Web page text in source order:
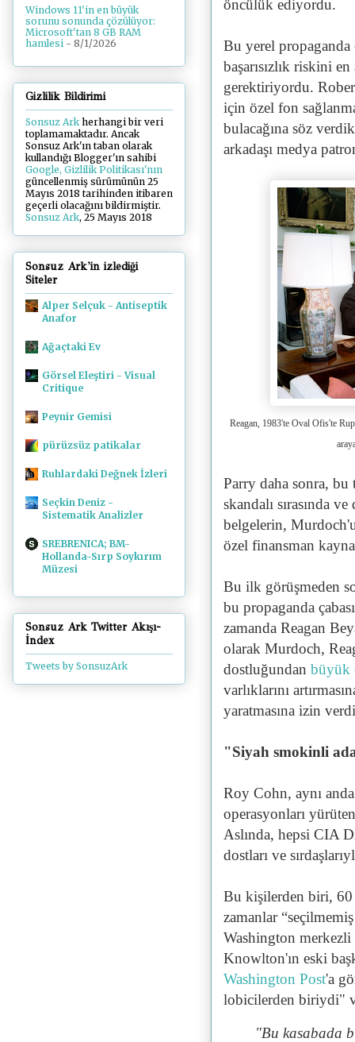
öncülük ediyordu.
Bu yerel propaganda
başarısızlık riskini
gerektiriyordu.
için özel fon
bulacağına söz
arkadaşı medya
Reagan, 1983'te Oval Ofis'te
Parry daha sonra,
skandalı sırasında
belgelerin,
özel finansman
Bu ilk görüşmeden
bu propaganda
zamanda Reagan
olarak Murdoch,
dostluğundan büyük
varlıklarını
yaratmasına izin
"Siyah smokinli
Roy Cohn, aynı
operasyonları
Aslında, hepsi CIA
dostları ve
Bu kişilerden biri, 60
zamanlar
Washington
Knowlton'ın eski
Washington Post'a
lobicilerden biriydi"
"Bu kasabada
Windows 11'in en büyük
sorunu sonunda çözülüyor:
Microsoft'tan 8 GB RAM
hamlesi - 8/1/2026
Gizlilik Bildirimi
Sonsuz Arkherhangi bir veri
toplamamaktadır. Ancak
Sonsuz Ark'ın taban olarak
kullandığı Blogger'ın sahibi
Google, Gizlilik Politikası'nın
güncellenmiş sürümünün 25
Mayıs 2018 tarihinden itibaren
geçerli olacağını bildirmiştir.
Sonsuz Ark, 25 Mayıs 2018
Sonsuz Ark'in izlediği
Siteler
Alper Selçuk - Antiseptik
Anafor
Ağaçtaki Ev
Görsel Eleştiri - Visual
Critique
Peynir Gemisi
pürüzsüz patikalar
Ruhlardaki Değnek İzleri
Seçkin Deniz -
Sistematik Analizler
SREBRENICA; BM-
Hollanda-Sırp Soykırım
Müzesi
Sonsuz Ark Twitter Akışı-
İndex
Tweets by SonsuzArk